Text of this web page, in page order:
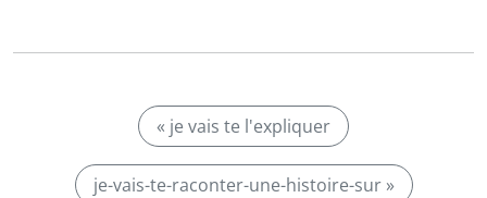
« je vais te l'expliquer
je-vais-te-raconter-une-histoire-sur »